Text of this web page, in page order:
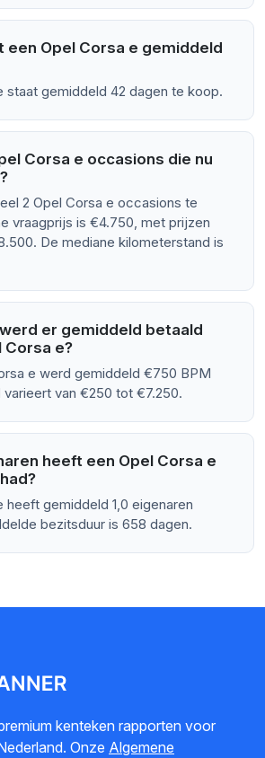
een Opel Corsa e gemiddeld
staat gemiddeld 42 dagen te koop.
Corsa e occasions die nu
2 Opel Corsa e occasions te
vraagprijs is €4.750, met prijzen
De mediane kilometerstand is
er gemiddeld betaald
Corsa e?
e werd gemiddeld €750 BPM
van €250 tot €7.250.
heeft een Opel Corsa e
heeft gemiddeld 1,0 eigenaren
bezitsduur is 658 dagen.
kenteken rapporten voor
Onze Algemene